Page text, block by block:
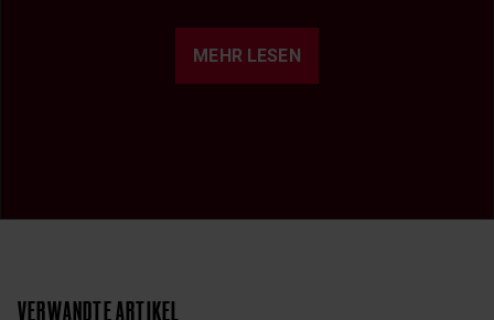
MEHR LESEN
VERWANDTE ARTIKEL